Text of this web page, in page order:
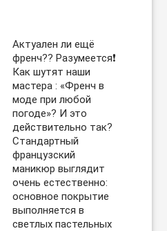
Актуален ли ещё
френч?? Разумеется❗️
Как шутят наши
мастера : «Френч в
моде при любой
погоде»? И это
действительно так?
Стандартный
французский
маникюр выглядит
очень естественно:
основное покрытие
выполняется в
светлых пастельных